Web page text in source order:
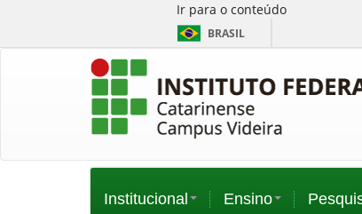
Ir para o conteúdo
BRASIL
Institucional Ensino